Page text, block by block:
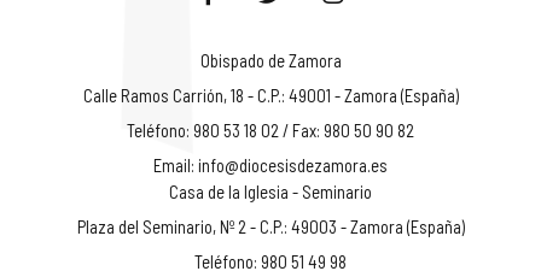
Obispado de Zamora
Calle Ramos Carrión, 18 - C.P.: 49001 - Zamora (España)
Teléfono: 980 53 18 02 / Fax: 980 50 90 82
Email: info@diocesisdezamora.es
Casa de la Iglesia - Seminario
Plaza del Seminario, Nº 2 - C.P.: 49003 - Zamora (España)
Teléfono: 980 51 49 98